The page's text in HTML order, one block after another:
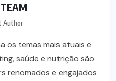
Author
os temas mais atuais e
saúde e nutrição são
renomados e engajados